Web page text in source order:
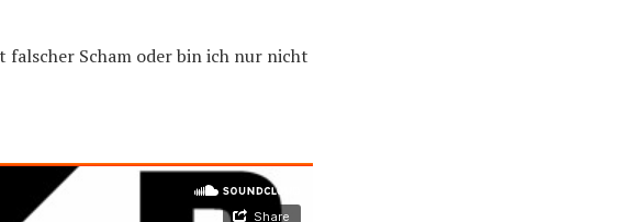
falscher Scham oder bin ich nur nicht